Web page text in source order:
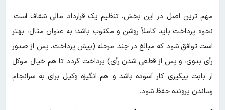
مهم ترین اصل در این بخش، تنظیم یک قرارداد مالی شفاف است.
نحوه پرداخت باید کاملاً روشن و مکتوب باشد؛ به عنوان مثال، بهتر
است توافق شود که مبالغ در چند مرحله (پیش پرداخت، پس از صدور
رأی بدوی، و پس از قطعی شدن رأی) پرداخت گردد تا هم خیال موکل
از بابت پیگیری کار آسوده باشد و هم انگیزه وکیل برای به سرانجام
رساندن پرونده حفظ شود.